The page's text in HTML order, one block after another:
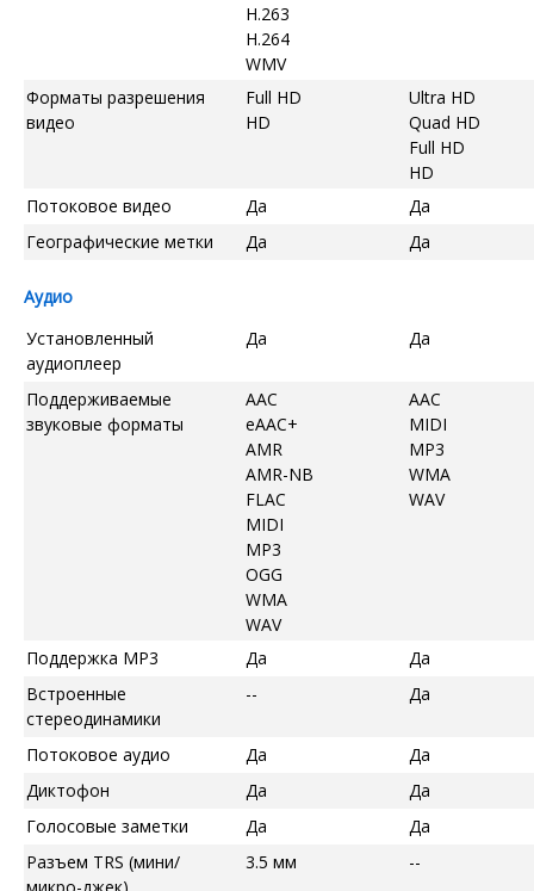
H.263
H.264
WMV
Форматы разрешения
видео
Full HD
HD
Ultra HD
Quad HD
Full HD
HD
Потоковое видео
Да
Да
Географические метки
Да Да
Аудио
Установленный
аудиоплеер
Да Да
Поддерживаемые
звуковые форматы
AAC
eAAC+
AMR
AMR-NB
FLAC
MIDI
MP3
OGG
WMA
WAV
AAC
MIDI
MP3
WMA
WAV
Поддержка MP3 Да
Да
Встроенные
стереодинамики
-- Да
Потоковое аудио Да
Да
Диктофон
Да
Да
Голосовые заметки
Да
Да
Разъем TRS (мини/
3.5 мм --